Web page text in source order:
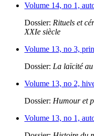
Volume 14, no 1,
Dossier: Rituels et
XXIe siècle
Volume 13, no 3,
Dossier: La laïcité
Volume 13, no 2,
Dossier: Humour et
Volume 13, no 1,